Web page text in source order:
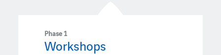
Phase 1
Workshops